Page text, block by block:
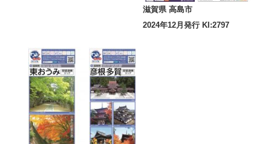
滋賀県 高島市
2024年12月発行 KI:2797